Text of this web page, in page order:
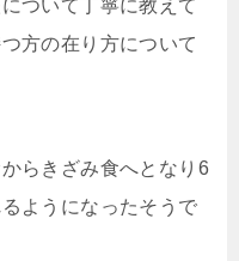
ついて丁寧に教えて
方の在り方について
らきざみ食へとなり6
ようになったそうで